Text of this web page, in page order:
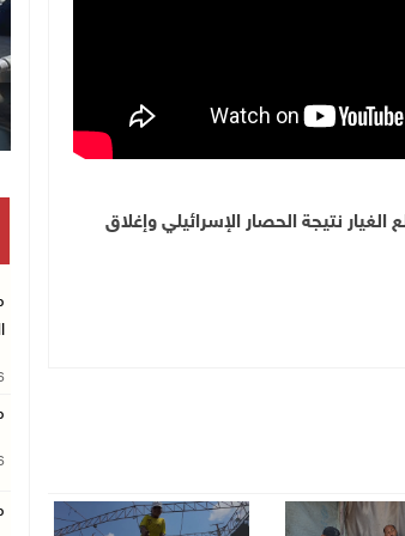
نتيجة الحصار الإسرائيلي وإغلاق